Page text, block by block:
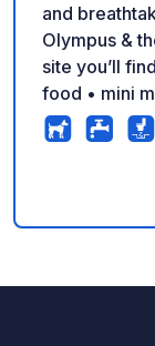
and
Olympus &
site you’ll find bar • restaurant • fast
food • mini market -coffee & breakfast
– everything
holiday!